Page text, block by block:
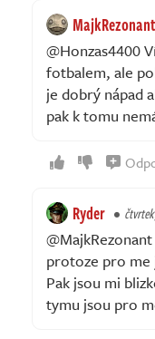
MajkRezonant
@Honzas4400
fotbalem, ale
je dobrý nápad
pak k tomu
Ryder
protoze pro me
Pak jsou mi
tymu jsou pro